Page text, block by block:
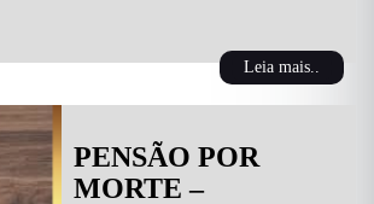
Leia mais..
PENSÃO POR
MORTE –